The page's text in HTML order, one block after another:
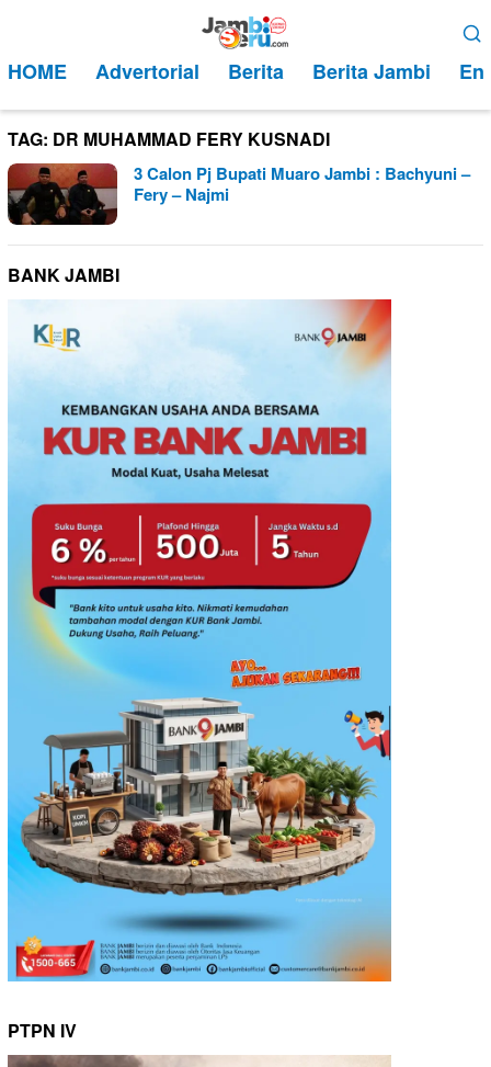
kontenMobile
HOME Advertorial Berita Berita Jambi
TAG: DR MUHAMMAD FERY KUSNADI
3 Calon Pj Bupati Muaro Jambi : Bachyuni –
Fery – Najmi
BANK JAMBI
PTPN IV